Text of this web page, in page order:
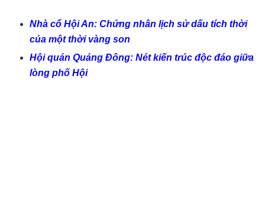
Nhà cổ Hội An: Chứng nhân lịch sử dấu tích thời
của một thời vàng son
Hội quán Quảng Đông: Nét kiến trúc độc đáo giữa
lòng phố Hội